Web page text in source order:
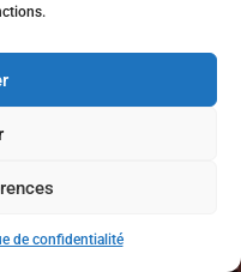
de confidentialité
mon tutoriel